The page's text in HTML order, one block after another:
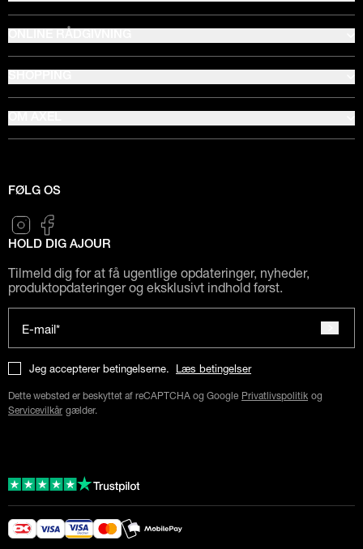
FØLG OS
HOLD DIG AJOUR
Tilmeld dig for at få ugentlige opdateringer, nyheder,
produktopdateringer og eksklusivt indhold først.
E-mail*
Jeg accepterer betingelserne. Læs betingelser
Dette websted er beskyttet af reCAPTCHA og Google Privatlivspolitik og
Servicevilkår gælder.